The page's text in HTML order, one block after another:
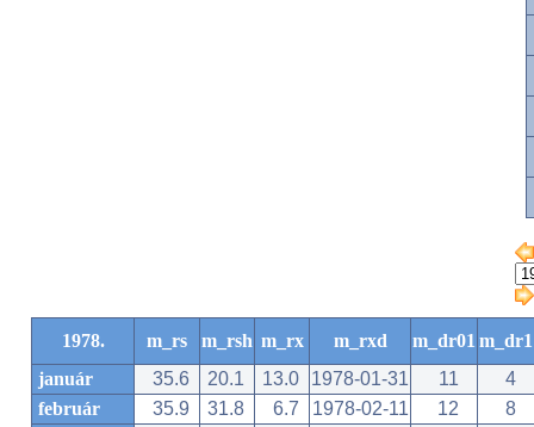
1978. m_rs m_rsh m_rx m_rxd m_dr01 m_dr1
január
35.6 20.1 13.0 1978-01-31 11
4
február
35.9 31.8 6.7 1978-02-11 12
8